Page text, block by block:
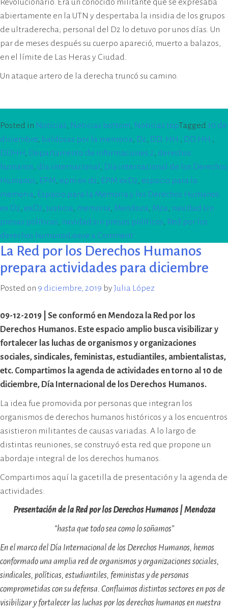
Revolucionario. Era un conocido militante que se expresaba
abiertamente en la UTN y despertaba la insidia de los grupos
de ultraderecha; personal del D2 lo detuvo por unos días. Un
par de meses después su cuerpo apareció, muerto a balazos,
en el límite de Las Heras y Ciudad.
Un ataque artero de la derecha truncó su camino.
Posted in Noticias, Noticias bottom, Noticias topTagged 10 de
diciembre, baldosas por la memoria, D2, DD. HH., DD.HH.,
DDHH, Departamento de informaciones 2, derechos
humanos, día internacional , Día internacional de los Derechos
Humanos, EPM, epm ex d2, EPM exD2, espacio para la
memoria, Espacio para la Memoria y los Derechos Humanos
ex D2, exD2, justicia, memoria, Mendoza, Mza, navidad sin
presas políticas, navidad sin presos políticos, Red por los
derechos humanosLeave a Commenton
Día
Derechos
el
documento
del
EPM
y
baldosas
por
la
memoria
La Red por los Derechos Humanos
prepara actividades para diciembre
Posted on 9 diciembre, 2019 byJulia López
09-12-2019 | Se conformó en Mendoza la Red por los
Derechos Humanos. Este espacio amplio busca visibilizar y
fortalecer las luchas de organismos y organizaciones
sociales, sindicales, feministas, estudiantiles, ambientalistas,
etc. Compartimos la agenda de actividades en torno al 10 de
diciembre, Día Internacional de los Derechos Humanos.
La idea fue promovida por personas que integran los
organismos de derechos humanos históricos y a los encuentros
asistieron militantes de causas variadas. A lo largo de
distintas reuniones, se construyó esta red que propone un
abordaje integral de los derechos humanos.
Compartimos aquí la gacetilla de presentación y la agenda de
actividades:
Presentación de la Red por los Derechos Humanos | Mendoza
“hasta que todo sea como lo soñamos”
En el marco del Día Internacional de los Derechos Humanos, hemos
conformado una amplia red de organismos y organizaciones sociales,
sindicales, políticas, estudiantiles, feministas y de personas
comprometidas con su defensa. Confluimos distintos sectores en pos de
visibilizar y fortalecer las luchas por los derechos humanos en nuestra